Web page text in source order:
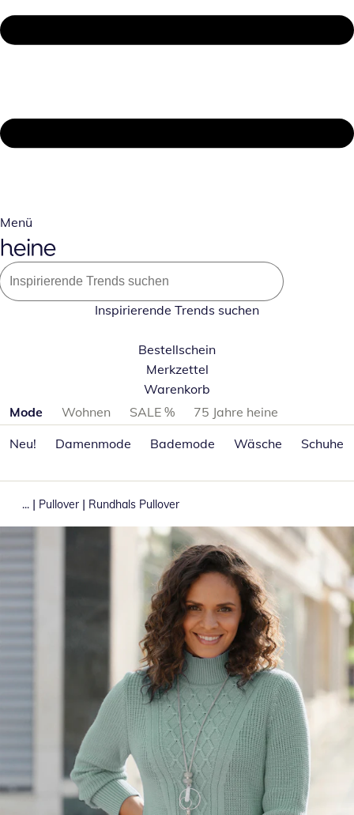
Menü
Inspirierende Trends suchen
Bestellschein
Merkzettel
Warenkorb
Produktkategorien überspringen
Mode Wohnen SALE %
75 Jahre heine
Neu!
Damenmode Bademode Wäsche Schuhe
... | Pullover | Rundhals Pullover